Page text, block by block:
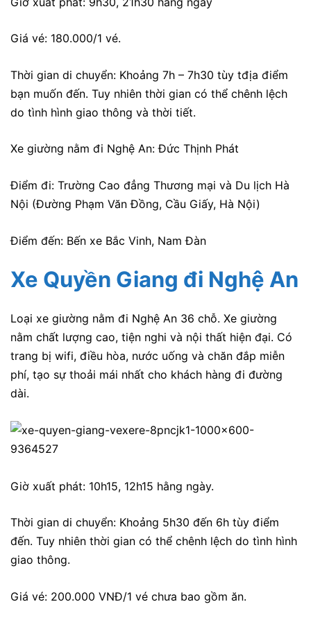
Giá vé: 180.000/1 vé.
Thời gian di chuyển: Khoảng 7h – 7h30 tùy tđịa điểm
bạn muốn đến. Tuy nhiên thời gian có thể chênh lệch
do tình hình giao thông và thời tiết.
Xe giường nằm đi Nghệ An: Đức Thịnh Phát
Điểm đi: Trường Cao đẳng Thương mại và Du lịch Hà
Nội (Đường Phạm Văn Đồng, Cầu Giấy, Hà Nội)
Điểm đến: Bến xe Bắc Vinh, Nam Đàn
Xe Quyền Giang đi Nghệ An
Loại xe giường nằm đi Nghệ An 36 chỗ. Xe giường
nằm chất lượng cao, tiện nghi và nội thất hiện đại. Có
trang bị wifi, điều hòa, nước uống và chăn đắp miễn
phí, tạo sự thoải mái nhất cho khách hàng đi đường
dài.
Giờ xuất phát: 10h15, 12h15 hằng ngày.
Thời gian di chuyển: Khoảng 5h30 đến 6h tùy điểm
đến. Tuy nhiên thời gian có thể chênh lệch do tình hình
giao thông.
Giá vé: 200.000 VNĐ/1 vé chưa bao gồm ăn.